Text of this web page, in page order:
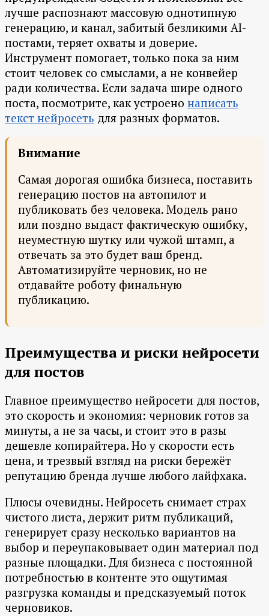
лучше распознают массовую однотипную
генерацию, и канал, забитый безликими AI-
постами, теряет охваты и доверие.
Инструмент помогает, только пока за ним
стоит человек со смыслами, а не конвейер
ради количества. Если задача шире одного
поста, посмотрите, как устроено написать
текст нейросеть для разных форматов.
Внимание
Самая дорогая ошибка бизнеса, поставить
генерацию постов на автопилот и
публиковать без человека. Модель рано
или поздно выдаст фактическую ошибку,
неуместную шутку или чужой штамп, а
отвечать за это будет ваш бренд.
Автоматизируйте черновик, но не
отдавайте роботу финальную
публикацию.
Преимущества и риски нейросети
для постов
Главное преимущество нейросети для постов,
это скорость и экономия: черновик готов за
минуты, а не за часы, и стоит это в разы
дешевле копирайтера. Но у скорости есть
цена, и трезвый взгляд на риски бережёт
репутацию бренда лучше любого лайфхака.
Плюсы очевидны. Нейросеть снимает страх
чистого листа, держит ритм публикаций,
генерирует сразу несколько вариантов на
выбор и переупаковывает один материал под
разные площадки. Для бизнеса с постоянной
потребностью в контенте это ощутимая
разгрузка команды и предсказуемый поток
черновиков.